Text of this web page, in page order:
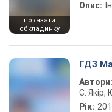
показати
обкладинку
Опис:
ГДЗ
Автори:
С. Якір,
Рік: